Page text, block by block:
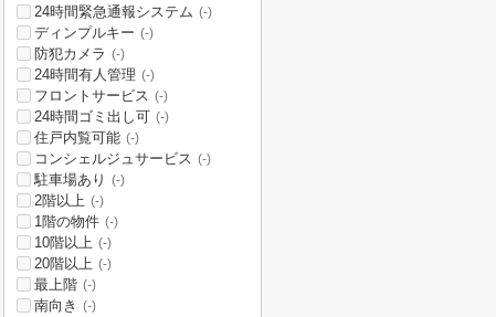
24時間緊急通報システム (-)
ディンプルキー (-)
防犯カメラ (-)
24時間有人管理 (-)
フロントサービス (-)
24時間ゴミ出し可 (-)
住戸内覧可能 (-)
コンシェルジュサービス (-)
駐車場あり (-)
2階以上 (-)
1階の物件 (-)
10階以上 (-)
20階以上 (-)
最上階 (-)
南向き (-)